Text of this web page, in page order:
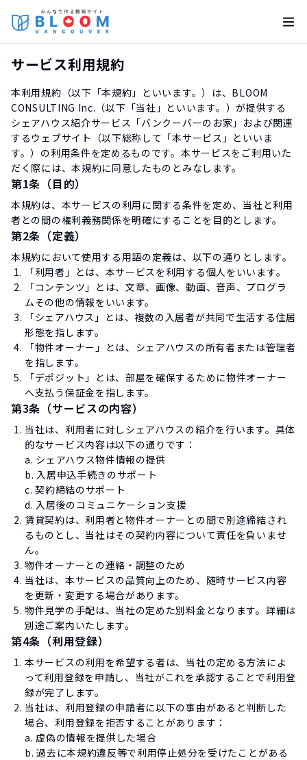
サービス利用規約
本利用規約（以下「本規約」といいます。）は、BLOOM
CONSULTING Inc.（以下「当社」といいます。）が提供する
シェアハウス紹介サービス「バンクーバーのお家」および関連
するウェブサイト（以下総称して「本サービス」といいま
す。）の利用条件を定めるものです。本サービスをご利用いた
だく際には、本規約に同意したものとみなします。
第1条（目的）
本規約は、本サービスの利用に関する条件を定め、当社と利用
者との間の権利義務関係を明確にすることを目的とします。
第2条（定義）
本規約において使用する用語の定義は、以下の通りとします。
「利用者」とは、本サービスを利用する個人をいいます。
「コンテンツ」とは、文章、画像、動画、音声、プログラ
ムその他の情報をいいます。
「シェアハウス」とは、複数の入居者が共同で生活する住居
形態を指します。
「物件オーナー」とは、シェアハウスの所有者または管理者
を指します。
「デポジット」とは、部屋を確保するために物件オーナー
へ支払う保証金を指します。
第3条（サービスの内容）
当社は、利用者に対しシェアハウスの紹介を行います。具体
的なサービス内容は以下の通りです：
a. シェアハウス物件情報の提供
b. 入居申込手続きのサポート
c. 契約締結のサポート
d. 入居後のコミュニケーション支援
賃貸契約は、利用者と物件オーナーとの間で別途締結され
るものとし、当社はその契約内容について責任を負いませ
ん。
物件オーナーとの連絡・調整のため
当社は、本サービスの品質向上のため、随時サービス内容
を更新・変更する場合があります。
物件見学の手配は、当社の定めた別料金となります。詳細は
別途ご案内いたします。
第4条（利用登録）
本サービスの利用を希望する者は、当社の定める方法によ
って利用登録を申請し、当社がこれを承認することで利用登
録が完了します。
当社は、利用登録の申請者に以下の事由があると判断した
場合、利用登録を拒否することがあります：
a. 虚偽の情報を提供した場合
b. 過去に本規約違反等で利用停止処分を受けたことがある